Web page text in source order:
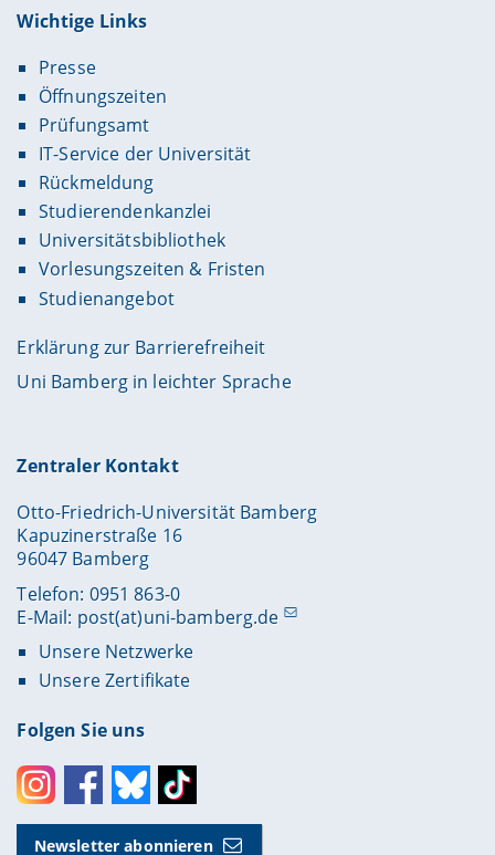
Wichtige Links
Presse
Öffnungszeiten
Prüfungsamt
IT-Service der Universität
Rückmeldung
Studierendenkanzlei
Universitätsbibliothek
Vorlesungszeiten & Fristen
Studienangebot
Erklärung zur Barrierefreiheit
Uni Bamberg in leichter Sprache
Zentraler Kontakt
Otto-Friedrich-Universität Bamberg
Kapuzinerstraße 16
96047 Bamberg
Telefon: 0951 863-0
E-Mail: post(at)uni-bamberg.de
Unsere Netzwerke
Unsere Zertifikate
Folgen Sie uns
InstagramFacebookBlueskyToktok
Newsletter abonnieren